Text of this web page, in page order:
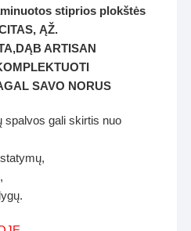
stiprios plokštės
ĄŽ.
ARTISAN
SAVO NORUS
spalvos gali skirtis nuo